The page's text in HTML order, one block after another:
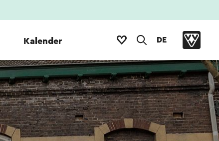
Kalender DE